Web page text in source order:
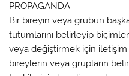
PROPAGANDA
Bir bireyin veya grubun
tutumlarını belirleyip
veya değiştirmek için iletişim
bireylerin veya grupların